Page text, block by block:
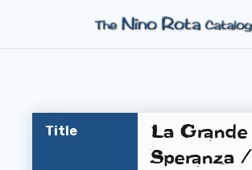
Title
La Grande
Speranza /